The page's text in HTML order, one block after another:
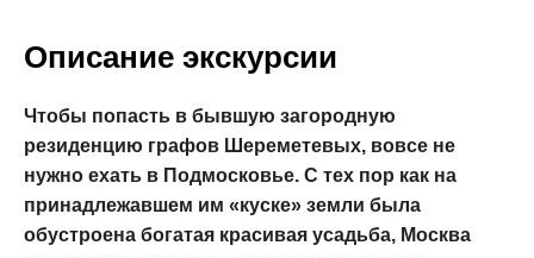
Описание экскурсии
Чтобы попасть в бывшую загородную
резиденцию графов Шереметевых, вовсе не
нужно ехать в Подмосковье. С тех пор как на
принадлежавшем им «куске» земли была
обустроена богатая красивая усадьба, Москва